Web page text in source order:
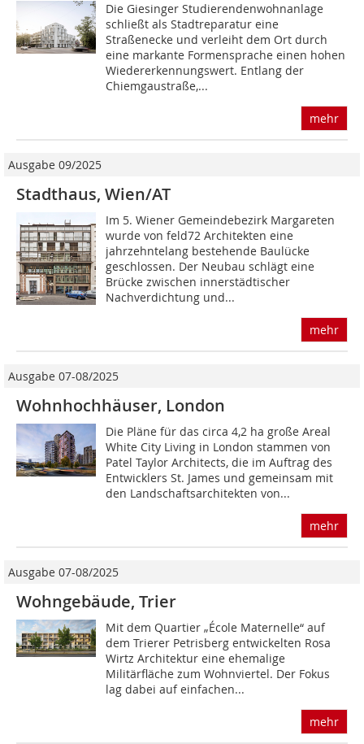
Die Giesinger Studierendenwohnanlage
schließt als Stadtreparatur eine
Straßenecke und verleiht dem Ort durch
eine markante Formensprache einen hohen
Wiedererkennungswert. Entlang der
Chiemgaustraße,...
mehr
Ausgabe 09/2025
Stadthaus, Wien/AT
Im 5. Wiener Gemeindebezirk Margareten
wurde von feld72 Architekten eine
jahrzehntelang bestehende Baulücke
geschlossen. Der Neubau schlägt eine
Brücke zwischen innerstädtischer
Nachverdichtung und...
mehr
Ausgabe 07-08/2025
Wohnhochhäuser, London
Die Pläne für das circa 4,2 ha große Areal
White City Living in London stammen von
Patel Taylor Architects, die im Auftrag des
Entwicklers St. James und gemeinsam mit
den Landschaftsarchitekten von...
mehr
Ausgabe 07-08/2025
Wohngebäude, Trier
Mit dem Quartier „École Maternelle“ auf
dem Trierer Petrisberg entwickelten Rosa
Wirtz Architektur eine ehemalige
Militärfläche zum Wohnviertel. Der Fokus
lag dabei auf einfachen...
mehr